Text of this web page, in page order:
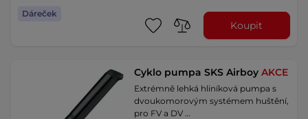
Dáreček
Koupit
Cyklo pumpa SKS AirboyAKCE
Extrémně lehká hliníková pumpa s
dvoukomorovým systémem huštění,
pro FV a DV …